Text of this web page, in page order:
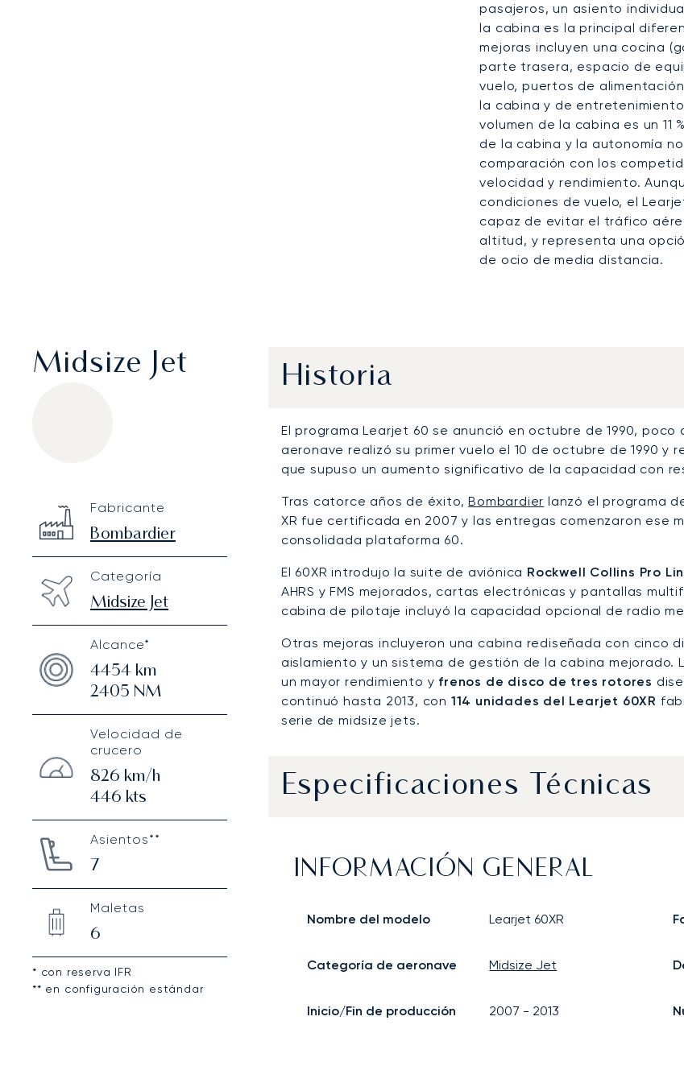
pasajeros, un asiento
la cabina es la principal
mejoras incluyen una cocina
parte trasera, espacio de
vuelo, puertos de
la cabina y de
volumen de la cabina es un 11
de la cabina y la autonomía
comparación con los
velocidad y rendimiento.
condiciones de vuelo, el
capaz de evitar el tráfico
altitud, y representa una
de ocio de media distancia.
Midsize Jet
Technical specifications
Fabricante
Bombardier
Categoría
Midsize Jet
Alcance*
4454 km
2405 NM
Velocidad de
crucero
826 km/h
446 kts
Asientos**
7
Maletas
6
* con reserva IFR
** en configuración estándar
Historia
El programa Learjet 60 se anunció en octubre de 1990,
aeronave realizó su primer vuelo el 10 de octubre de 1990 y
que supuso un aumento significativo de la capacidad con
Tras catorce años de éxito,Bombardier lanzó el programa
XR fue certificada en 2007 y las entregas comenzaron ese
consolidada plataforma 60.
El 60XR introdujo la suite de aviónica Rockwell Collins Pro
AHRS y FMS mejorados, cartas electrónicas y pantallas
cabina de pilotaje incluyó la capacidad opcional de radio
Otras mejoras incluyeron una cabina rediseñada con cinco
aislamiento y un sistema de gestión de la cabina
un mayor rendimiento y frenos de disco de tres rotores
continuó hasta 2013, con 114 unidades del Learjet 60XR
serie de midsize jets.
Especificaciones Técnicas
INFORMACIÓN GENERAL
Nombre del modelo Learjet 60XR
Categoría de aeronave Midsize Jet
Inicio/Fin de producción 2007 - 2013